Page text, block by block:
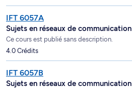
IFT 6057A
Sujets en réseaux de communication
Ce cours est publié sans description.
4.0 Crédits
IFT 6057B
Sujets en réseaux de communication